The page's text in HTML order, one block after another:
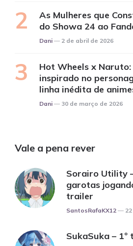
As Mulheres que
do Showa 24 ao
Posted
Dani 2 de abril de 2026
Hot Wheels x
inspirado no
linha inédita de
Posted
Dani 30 de março de 2026
Vale a pena rever
Sorairo Utility
garotas
trailer
Posted
SantosRafaKX12
SukaSuka –